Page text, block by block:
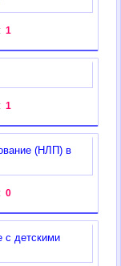
1
1
(НЛП) в
0
с детскими